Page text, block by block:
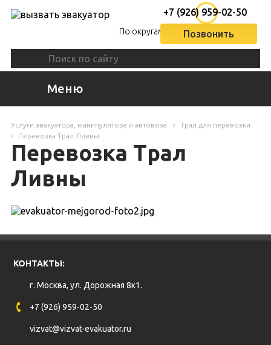
По округам
+7 (926) 959-02-50
Позвонить
Меню
Услуги эвакуатора, манипулятора и автовоза
Трал для перевозки
Перевозка Трал Ливны
Перевозка Трал
Ливны
КОНТАКТЫ:
г. Москва, ул. Дорожная 8к1.
+7 (926) 959-02-50
vizvat@vizvat-evakuator.ru